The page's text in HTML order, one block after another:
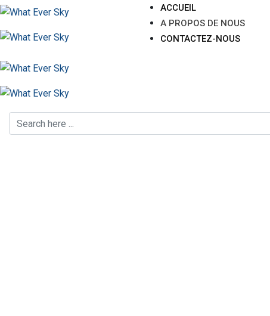
ACCUEIL
A PROPOS DE NOUS
CONTACTEZ-NOUS